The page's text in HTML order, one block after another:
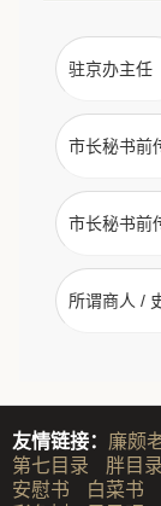
驻京办主任
市长秘书前
市长秘书前
所谓商人 /
友情链接： 廉颇
第七目录
胖目录
安慰书
白菜书